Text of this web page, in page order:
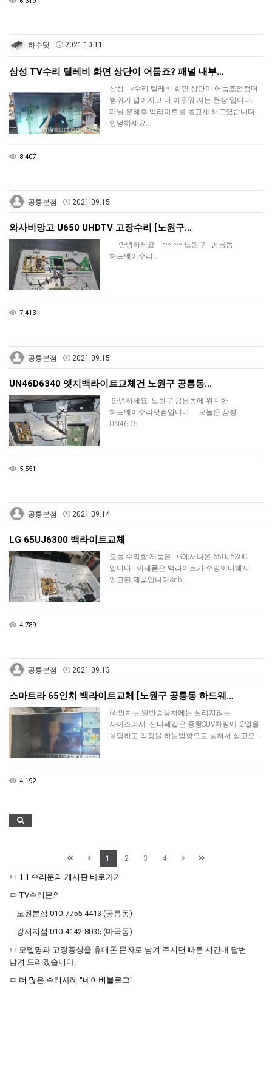
하수닷 2021.10.11
삼성 TV수리 텔레비 화면 상단이 어둡죠? 패널 내부…
삼성 TV수리 텔레비 화면 상단이 어둡죠점점더
범위가 넓어지고 더 어두워 지는 현상 입니다.
패널 분해후 백라이트를 올교체 해드렸습니다.
안녕하세요…
8,407
공릉본점 2021.09.15
와사비망고 U650 UHDTV 고장수리 [노원구…
안녕하세요 ~~~~​노원구 공릉동
하드웨어수리…
7,413
공릉본점 2021.09.15
UN46D6340 엣지백라이트교체건 노원구 공릉동…
안녕하세요 노원구 공릉동에 위치한
하드웨어수리닷컴입니다 오늘은 삼성
UN46D6…
5,551
공릉본점 2021.09.14
LG 65UJ6300 백라이트교체
오늘 수리할 제품은 LG에서나온 65UJ6300
입니다 ​이제품은 백라이트가 수명이다해서
입고된 제품입니다&nb…
4,789
공릉본점 2021.09.13
스마트라 65인치 백라이트교체 [노원구 공릉동 하드웨…
65인치는 일반승용차에는 실리지않는
사이즈라서 산타페같은 중형SUV차량에 2열을
폴딩하고 액정을 하늘방향으로 눞혀서 싣고오…
4,192
1 2 3 4
ㅁ 1:1 수리문의 게시판 바로가기
ㅁ TV수리문의
노원본점 010-7755-4413 (공릉동)
강서지점 010-4142-8035 (마곡동)
ㅁ 모델명과 고장증상을 휴대폰 문자로 남겨 주시면 빠른 시간내 답변
남겨 드리겠습니다.
ㅁ 더 많은 수리사례 "네이버블로그"